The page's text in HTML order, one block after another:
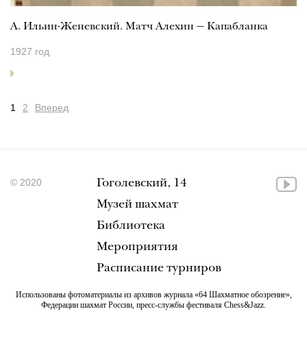
А. Ильин-Женевский. Матч Алехин — Капабланка
1927 год
1 2 Вперед
© 2020
Гоголевский, 14
Музей шахмат
Библиотека
Мероприятия
Расписание турниров
Использованы фотоматериалы из архивов журнала «64 Шахматное обозрение»,
Федерации шахмат России, пресс-службы фестиваля Chess&Jazz.